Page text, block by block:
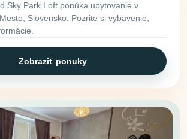
Sky Park Loft ponúka ubytovanie v
Slovensko. Pozrite si vybavenie,
Zobraziť ponuky